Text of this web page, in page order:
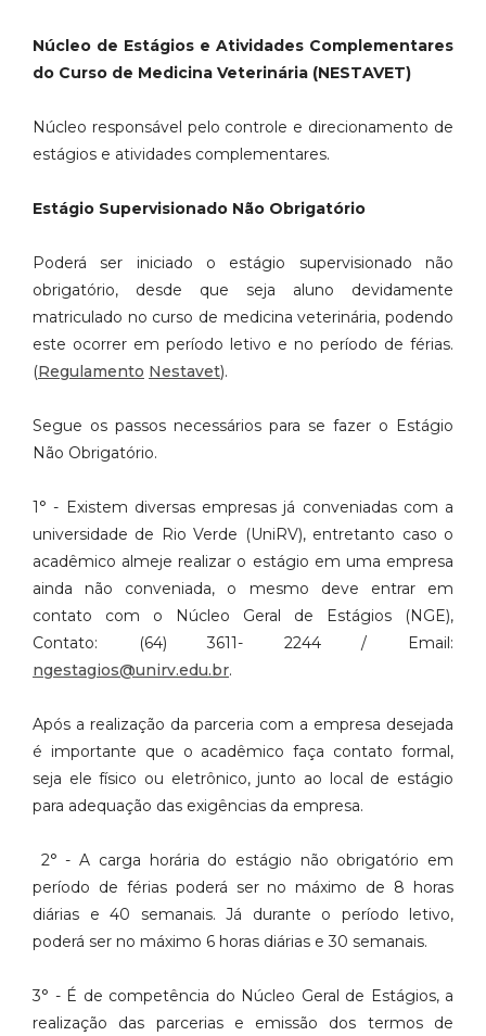
Núcleo de Estágios e Atividades Complementares
do Curso de Medicina Veterinária (NESTAVET)
Núcleo responsável pelo controle e direcionamento de
estágios e atividades complementares.
Estágio Supervisionado Não Obrigatório
Poderá ser iniciado o estágio supervisionado não
obrigatório, desde que seja aluno devidamente
matriculado no curso de medicina veterinária, podendo
este ocorrer em período letivo e no período de férias.
(Regulamento Nestavet).
Segue os passos necessários para se fazer o Estágio
Não Obrigatório.
1° - Existem diversas empresas já conveniadas com a
universidade de Rio Verde (UniRV), entretanto caso o
acadêmico almeje realizar o estágio em uma empresa
ainda não conveniada, o mesmo deve entrar em
contato com o Núcleo Geral de Estágios (NGE),
Contato: (64) 3611- 2244 / Email:
ngestagios@unirv.edu.br.
Após a realização da parceria com a empresa desejada
é importante que o acadêmico faça contato formal,
seja ele físico ou eletrônico, junto ao local de estágio
para adequação das exigências da empresa.
2° - A carga horária do estágio não obrigatório em
período de férias poderá ser no máximo de 8 horas
diárias e 40 semanais. Já durante o período letivo,
poderá ser no máximo 6 horas diárias e 30 semanais.
3° - É de competência do Núcleo Geral de Estágios, a
realização das parcerias e emissão dos termos de